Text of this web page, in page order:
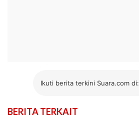
Ikuti berita terkini Suara.com di:
BERITA TERKAIT